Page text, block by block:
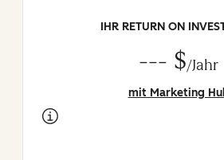
IHR RETURN ON
--- $/Jahr
mit Marketing